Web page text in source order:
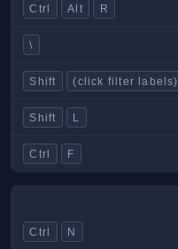
Ctrl Alt R
\
Shift (click filter labels)
Shift L
Ctrl F
Ctrl N